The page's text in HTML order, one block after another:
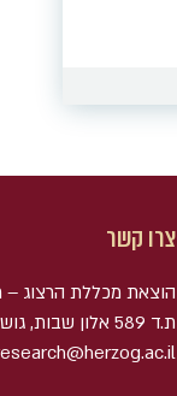
צרו קשר
הוצאת מכללת הרצוג